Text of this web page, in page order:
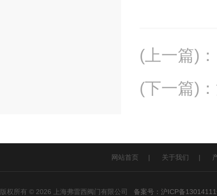
(上一篇) ：
(下一篇) ：
网站首页 | 关于我们 |
版权所有 © 2026 上海弗雷西阀门有限公司 备案号：沪ICP备